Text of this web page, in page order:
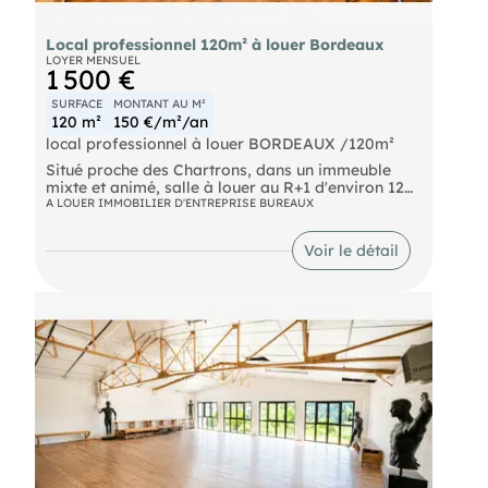
Local professionnel 120m² à louer Bordeaux
LOYER MENSUEL
1 500 €
SURFACE
120 m²
MONTANT AU M²
150 €/m²/an
local professionnel à louer BORDEAUX /120m²
Situé proche des Chartrons, dans un immeuble
mixte et animé, salle à louer au R+1 d'environ 120
m² (ERP 5ème catégorie), accessible par
personnes. Grandes fenêtres donnant sur le
nouveau parc, toiture récemment rénovée,
climatisation réversible à l'étude. WC communs
A LOUER IMMOBILIER D'ENTREPRISE BUREAUX
Voir le détail